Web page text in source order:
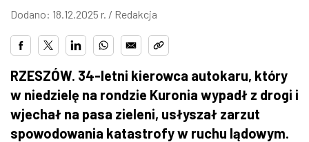
Dodano: 18.12.2025 r. / Redakcja
RZESZÓW. 34-letni kierowca autokaru, który
w niedzielę na rondzie Kuronia wypadł z drogi i
wjechał na pasa zieleni, usłyszał zarzut
spowodowania katastrofy w ruchu lądowym.